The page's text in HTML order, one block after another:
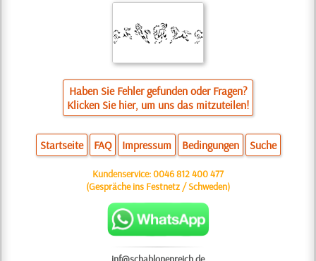
Haben Sie Fehler gefunden oder Fragen?
Klicken Sie hier, um uns das mitzuteilen!
Startseite FAQ Impressum Bedingungen Suche
Kundenservice:0046 812 400 477
(Gespräche ins Festnetz / Schweden)